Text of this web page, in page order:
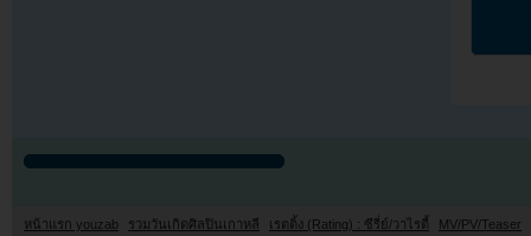
หน้าแรก youzab รวมวันเกิดศิลปินเกาหลี เรตติ้ง (Rating) : ซีรี่ย์/วาไรตี้
MV/PV/Teaser